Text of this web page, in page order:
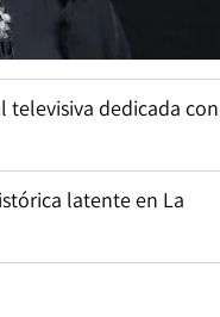
televisiva dedicada con
latente en La